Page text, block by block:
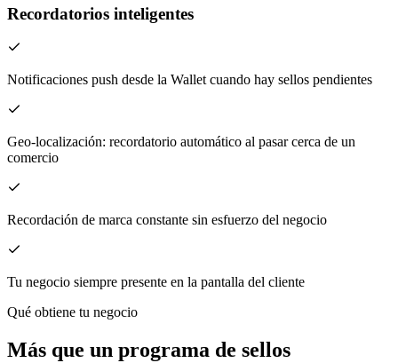
Recordatorios inteligentes
Notificaciones push desde la Wallet cuando hay sellos pendientes
Geo-localización: recordatorio automático al pasar cerca de un
comercio
Recordación de marca constante sin esfuerzo del negocio
Tu negocio siempre presente en la pantalla del cliente
Qué obtiene tu negocio
Más que un programa de sellos